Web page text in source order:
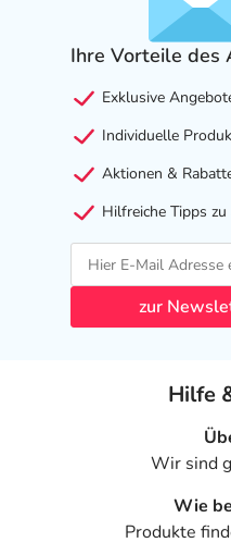
gründlich mit Wasser und
Die kurzzeitige
Beschwerden erfolgen,
maximale
überschritten wird.
verletzter Haut sowie im
Vor der Entnahme von
Packung, ist diese auf
Reizreaktionen bzw.
vorübergehende leichte
zeigt lediglich eine
massierten Bereich an.
Elacur® M hot Creme
Ihre Vorteile des
Exklusive
Individuelle
Aktionen &
Hilfreiche Tipps
zur
Hilfe
Wir sind
Wie
Produkte